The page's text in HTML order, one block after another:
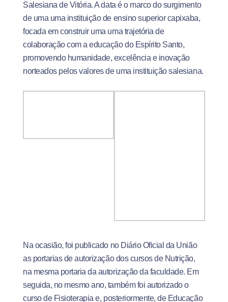
Salesiana de Vitória. A data é o marco do surgimento
de uma uma instituição de ensino superior capixaba,
focada em construir uma uma trajetória de
colaboração com a educação do Espírito Santo,
promovendo humanidade, excelência e inovação
norteados pelos valores de uma instituição salesiana.
Na ocasião, foi publicado no Diário Oficial da União
as portarias de autorização dos cursos de Nutrição,
na mesma portaria da autorização da faculdade. Em
seguida, no mesmo ano, também foi autorizado o
curso de Fisioterapia e, posteriormente, de Educação